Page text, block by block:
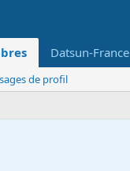
Datsun-France
de profil